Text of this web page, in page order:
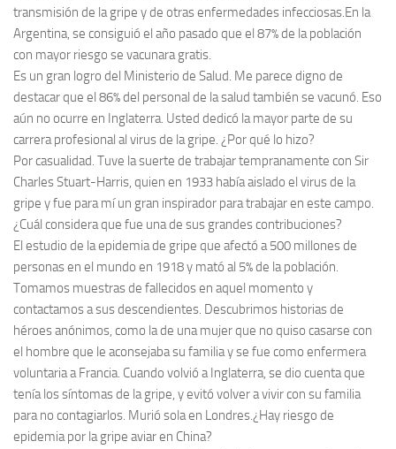
transmisión de la gripe y de otras enfermedades infecciosas.En la
Argentina, se consiguió el año pasado que el 87% de la población
con mayor riesgo se vacunara gratis.
Es un gran logro del Ministerio de Salud. Me parece digno de
destacar que el 86% del personal de la salud también se vacunó. Eso
aún no ocurre en Inglaterra. Usted dedicó la mayor parte de su
carrera profesional al virus de la gripe. ¿Por qué lo hizo?
Por casualidad. Tuve la suerte de trabajar tempranamente con Sir
Charles Stuart-Harris, quien en 1933 había aislado el virus de la
gripe y fue para mí un gran inspirador para trabajar en este campo.
¿Cuál considera que fue una de sus grandes contribuciones?
El estudio de la epidemia de gripe que afectó a 500 millones de
personas en el mundo en 1918 y mató al 5% de la población.
Tomamos muestras de fallecidos en aquel momento y
contactamos a sus descendientes. Descubrimos historias de
héroes anónimos, como la de una mujer que no quiso casarse con
el hombre que le aconsejaba su familia y se fue como enfermera
voluntaria a Francia. Cuando volvió a Inglaterra, se dio cuenta que
tenía los síntomas de la gripe, y evitó volver a vivir con su familia
para no contagiarlos. Murió sola en Londres.¿Hay riesgo de
epidemia por la gripe aviar en China?